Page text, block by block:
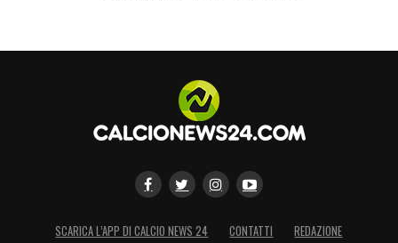
SCARICA L’APP DI CALCIO NEWS 24 CONTATTI REDAZIONE